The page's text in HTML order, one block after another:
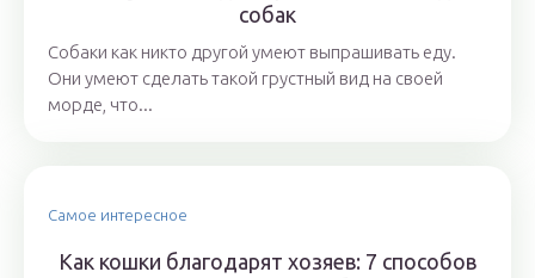
собак
Собаки как никто другой умеют выпрашивать еду.
Они умеют сделать такой грустный вид на своей
морде, что...
Самое интересное
Как кошки благодарят хозяев: 7 способов